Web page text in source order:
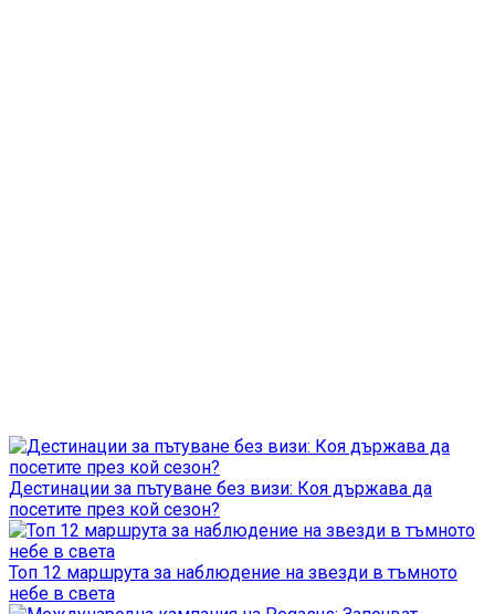
Дестинации за пътуване без визи: Коя държава да
посетите през кой сезон?
Топ 12 маршрута за наблюдение на звезди в тъмното
небе в света